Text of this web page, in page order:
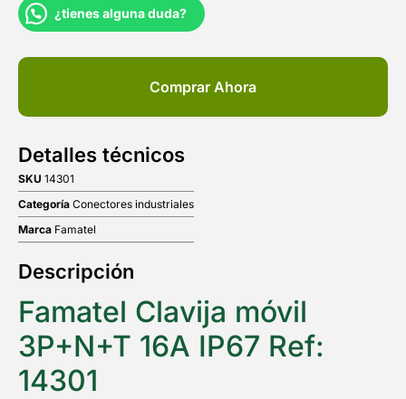
¿tienes alguna duda?
Comprar Ahora
Detalles técnicos
SKU 14301
Categoría Conectores industriales
Marca Famatel
Descripción
Famatel Clavija móvil
3P+N+T 16A IP67 Ref:
14301